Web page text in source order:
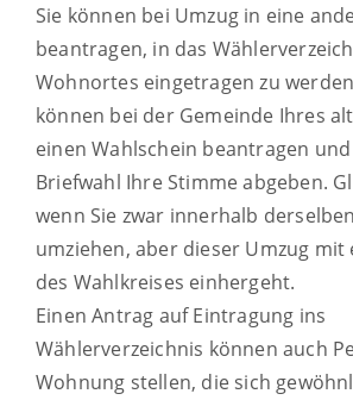
Sie können bei Umzug in eine
beantragen, in das
Wohnortes eingetragen zu
können bei der Gemeinde Ihres
einen Wahlschein beantragen
Briefwahl Ihre Stimme abgeben.
wenn Sie zwar innerhalb
umziehen, aber dieser Umzug mit
des Wahlkreises einhergeht.
Einen Antrag auf Eintragung ins
Wählerverzeichnis können auch
Wohnung stellen, die sich